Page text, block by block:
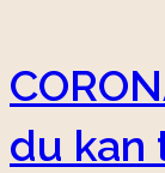
du kan